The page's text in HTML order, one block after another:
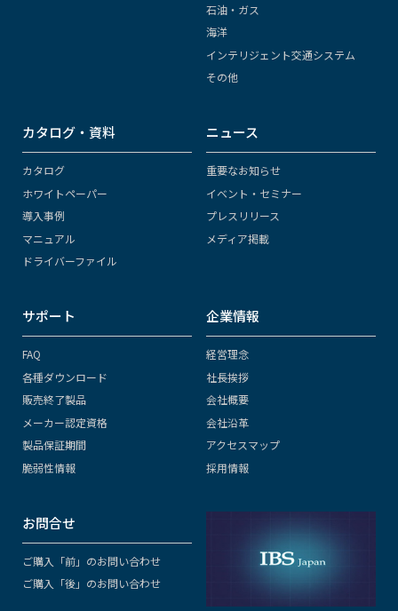
石油・ガス
海洋
インテリジェント交通システム
その他
カタログ・資料
カタログ
ホワイトペーパー
導入事例
マニュアル
ドライバーファイル
ニュース
重要なお知らせ
イベント・セミナー
プレスリリース
メディア掲載
サポート
FAQ
各種ダウンロード
販売終了製品
メーカー認定資格
製品保証期間
脆弱性情報
企業情報
経営理念
社長挨拶
会社概要
会社沿革
アクセスマップ
採用情報
お問合せ
ご購入「前」のお問い合わせ
ご購入「後」のお問い合わせ